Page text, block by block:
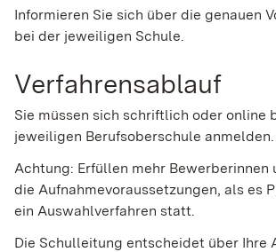
Informieren Sie sich über die genauen
bei der jeweiligen Schule.
Verfahrensablauf
Sie müssen sich schriftlich oder online
jeweiligen Berufsoberschule anmelden.
Achtung: Erfüllen mehr Bewerberinnen
die Aufnahmevoraussetzungen, als es
ein Auswahlverfahren statt.
Die Schulleitung entscheidet über Ihre